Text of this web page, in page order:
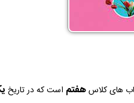
های کلاسهفتم است که در تاریخ